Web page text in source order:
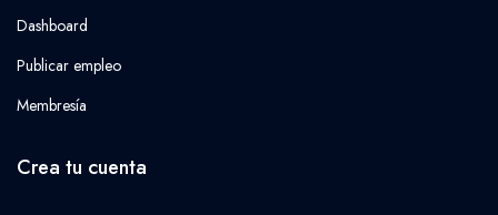
Dashboard
Publicar empleo
Membresía
Crea tu cuenta